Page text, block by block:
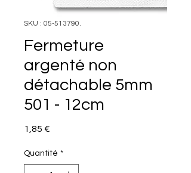
SKU : 05-513790.
Fermeture
argenté non
détachable 5mm
501 - 12cm
1,85 €
Quantité *